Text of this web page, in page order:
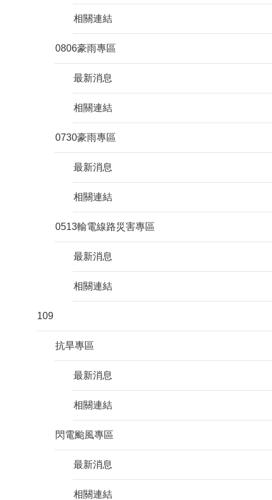
相關連結
0806豪雨專區
最新消息
相關連結
0730豪雨專區
最新消息
相關連結
0513輸電線路災害專區
最新消息
相關連結
109
抗旱專區
最新消息
相關連結
閃電颱風專區
最新消息
相關連結